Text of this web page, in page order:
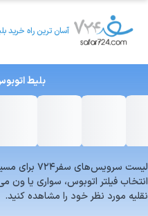
آسان ترین راه خرید
بلیط
لیست
انتخاب فیلتر اتوبوس، سواری یا
نقلیه مورد نظر خود را مشاهده کنید.